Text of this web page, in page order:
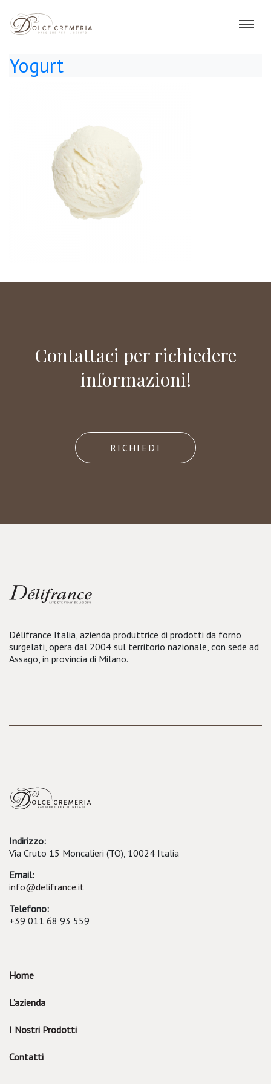
Yogurt
Contattaci per richiedere
informazioni!
RICHIEDI
Délifrance Italia, azienda produttrice di prodotti da forno
surgelati, opera dal 2004 sul territorio nazionale, con sede ad
Assago, in provincia di Milano.
Indirizzo:
Via Cruto 15 Moncalieri (TO), 10024 Italia
Email:
info@delifrance.it
Telefono:
+39 011 68 93 559
Home
L’azienda
I Nostri Prodotti
Contatti